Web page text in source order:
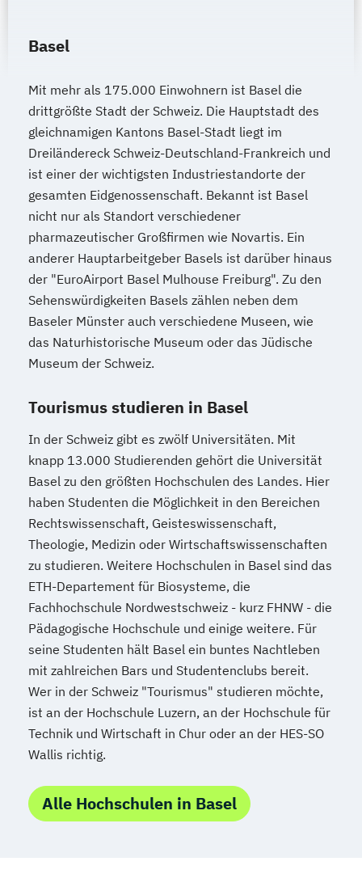
Basel
Mit mehr als 175.000 Einwohnern ist Basel die
drittgrößte Stadt der Schweiz. Die Hauptstadt des
gleichnamigen Kantons Basel-Stadt liegt im
Dreiländereck Schweiz-Deutschland-Frankreich und
ist einer der wichtigsten Industriestandorte der
gesamten Eidgenossenschaft. Bekannt ist Basel
nicht nur als Standort verschiedener
pharmazeutischer Großfirmen wie Novartis. Ein
anderer Hauptarbeitgeber Basels ist darüber hinaus
der "EuroAirport Basel Mulhouse Freiburg". Zu den
Sehenswürdigkeiten Basels zählen neben dem
Baseler Münster auch verschiedene Museen, wie
das Naturhistorische Museum oder das Jüdische
Museum der Schweiz.
Tourismus studieren in Basel
In der Schweiz gibt es zwölf Universitäten. Mit
knapp 13.000 Studierenden gehört die Universität
Basel zu den größten Hochschulen des Landes. Hier
haben Studenten die Möglichkeit in den Bereichen
Rechtswissenschaft, Geisteswissenschaft,
Theologie, Medizin oder Wirtschaftswissenschaften
zu studieren. Weitere Hochschulen in Basel sind das
ETH-Departement für Biosysteme, die
Fachhochschule Nordwestschweiz - kurz FHNW - die
Pädagogische Hochschule und einige weitere. Für
seine Studenten hält Basel ein buntes Nachtleben
mit zahlreichen Bars und Studentenclubs bereit.
Wer in der Schweiz "Tourismus" studieren möchte,
ist an der Hochschule Luzern, an der Hochschule für
Technik und Wirtschaft in Chur oder an der HES-SO
Wallis richtig.
Alle Hochschulen in Basel